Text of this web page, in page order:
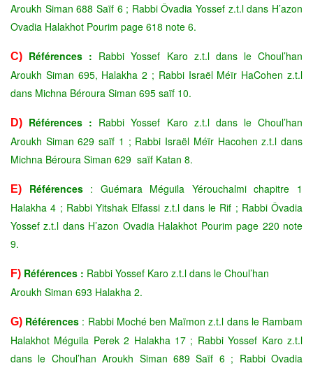
Aroukh Siman 688 Saïf 6 ; Rabbi Ôvadia Yossef z.t.l dans H’azon
Ovadia Halakhot Pourim page 618 note 6.
C) Références : Rabbi Yossef Karo z.t.l dans le Choul’han
Aroukh Siman 695, Halakha 2 ; Rabbi Israël Méïr HaCohen z.t.l
dans Michna Béroura Siman 695 saïf 10.
D) Références : Rabbi Yossef Karo z.t.l dans le Choul’han
Aroukh Siman 629 saïf 1 ; Rabbi Israël Méïr Hacohen z.t.l dans
Michna Béroura Siman 629 saïf Katan 8.
E) Références: Guémara Méguila Yérouchalmi chapitre 1
Halakha 4 ; Rabbi Yitshak Elfassi z.t.l dans le Rif ; Rabbi Ôvadia
Yossef z.t.l dans H’azon Ovadia Halakhot Pourim page 220 note
9.
F) Références : Rabbi Yossef Karo z.t.l dans le Choul’han
Aroukh Siman 693 Halakha 2.
G) Références : Rabbi Moché ben Maïmon z.t.l dans le Rambam
Halakhot Méguila Perek 2 Halakha 17 ; Rabbi Yossef Karo z.t.l
dans le Choul’han Aroukh Siman 689 Saïf 6 ; Rabbi Ovadia